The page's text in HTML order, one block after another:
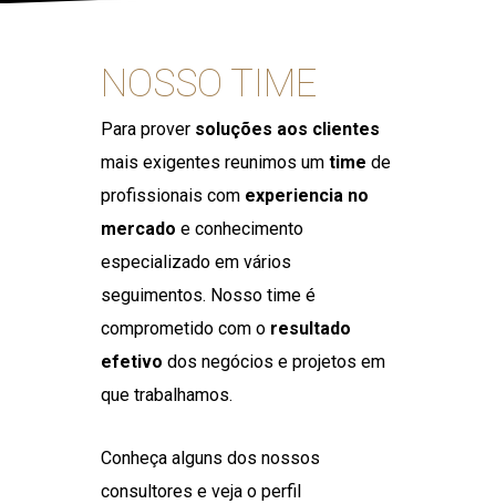
NOSSO TIME
Para prover soluções aos clientes
mais exigentes reunimos um time de
profissionais com experiencia no
mercado e conhecimento
especializado em vários
seguimentos. Nosso time é
comprometido com oresultado
efetivo dos negócios e projetos em
que trabalhamos.
Conheça alguns dos nossos
consultores e veja o perfil